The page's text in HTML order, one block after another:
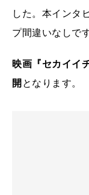
した。本インタ
プ間違いなしです
映画『セカイイ
開 となります。